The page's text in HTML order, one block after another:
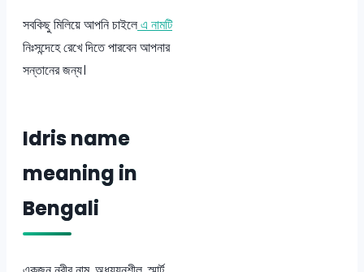
সবকিছু মিলিয়ে আপনি চাইলেএ নামটি
নিঃসন্দেহে রেখে দিতে পারবেন আপনার
সন্তানের জন্য।
Idris name
meaning in
Bengali